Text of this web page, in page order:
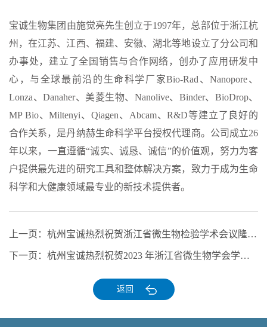
宝诚生物集团由施觉亮先生创立于1997年，总部位于浙江杭
州，在江苏、江西、福建、安徽、湖北等地设立了分公司和
办事处，建立了全国销售与合作网络，创办了应用研发中
心，与全球最前沿的生命科学厂家Bio-Rad、Nanopore、
Lonza、Danaher、美菱生物、Nanolive、Binder、BioDrop、
MP Bio、Miltenyi、Qiagen、Abcam、R&D等建立了良好的
合作关系，是丹纳赫生命科学平台授权代理商。公司成立26
年以来，一直遵循“诚实、诚恳、诚信”的价值观，努力为客
户提供最先进的研究工具和整体解决方案，致力于成为生命
科学和大健康领域最专业的新技术提供者。
上一页： 杭州宝诚热烈祝贺浙江省微生物检验学术会议隆重举行
下一页： 杭州宝诚热烈祝贺2023 年浙江省微生物学会学术年会隆重举行
返回